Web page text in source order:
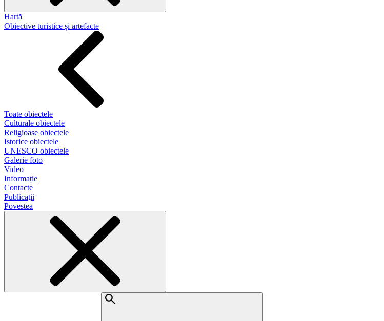
Hartă
Obiective turistice și artefacte
Toate obiectele
Culturale obiectele
Religioase obiectele
Istorice obiectele
UNESCO obiectele
Galerie foto
Video
Informație
Contacte
Publicaţii
Povestea